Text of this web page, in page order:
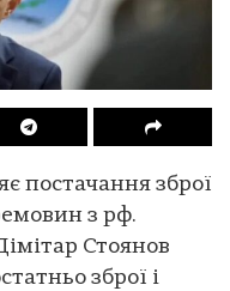
постачання зброї
з рф.
Стоянов
зброї і